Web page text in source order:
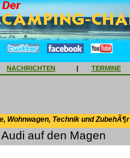
NACHRICHTEN | TERMINE
Wohnwagen, Technik und ZubehÃ¶r
auf den Magen